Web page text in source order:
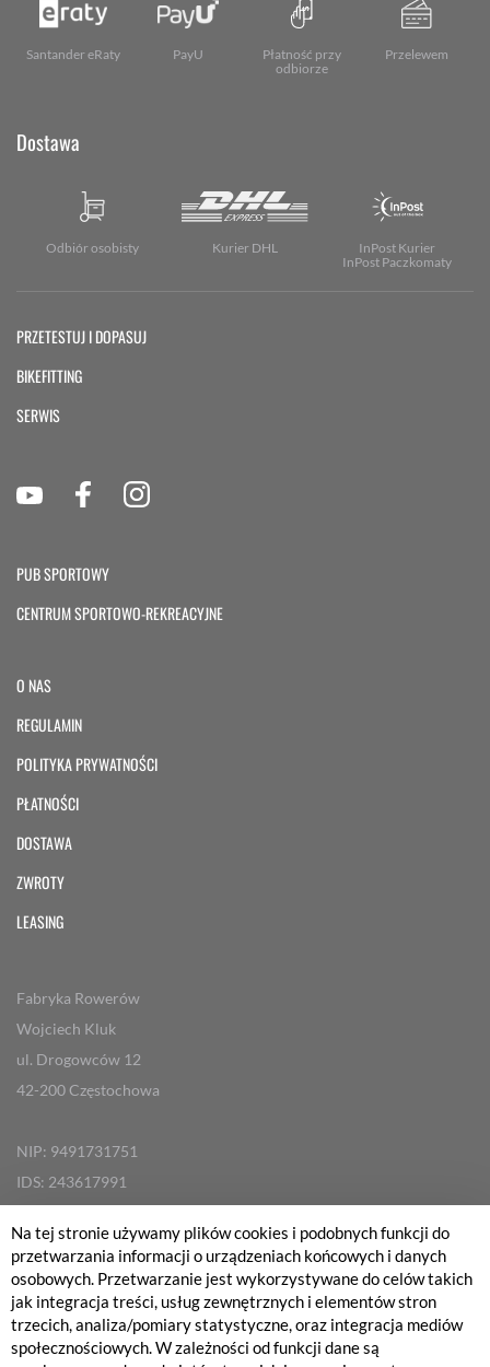
Santander eRaty PayU
Płatność przy
odbiorze
Przelewem
Dostawa
Odbiór osobisty Kurier DHL
InPost Kurier
InPost Paczkomaty
PRZETESTUJ I DOPASUJ
BIKEFITTING
SERWIS
PUB SPORTOWY
CENTRUM SPORTOWO-REKREACYJNE
O NAS
REGULAMIN
POLITYKA PRYWATNOŚCI
PŁATNOŚCI
DOSTAWA
ZWROTY
LEASING
Fabryka Rowerów
Wojciech Kluk
ul. Drogowców 12
42-200 Częstochowa
NIP: 9491731751
IDS: 243617991
Nr rachunku bankowego PKO BP
08 1020 1664 0000 3302 0485 5500
Godziny otwarcia:
Na tej stronie używamy plików cookies i podobnych funkcji do
przetwarzania informacji o urządzeniach końcowych i danych
osobowych. Przetwarzanie jest wykorzystywane do celów takich
jak integracja treści, usług zewnętrznych i elementów stron
trzecich, analiza/pomiary statystyczne, oraz integracja mediów
społecznościowych. W zależności od funkcji dane są